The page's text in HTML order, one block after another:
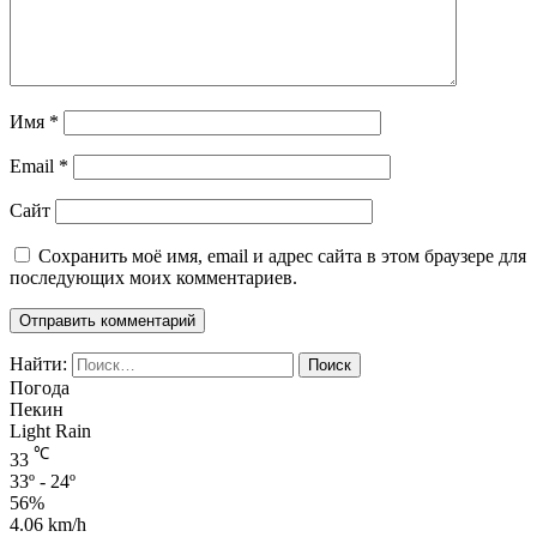
Имя *
Email *
Сайт
Сохранить моё имя, email и адрес сайта в этом браузере для
последующих моих комментариев.
Найти:
Погода
Пекин
Light Rain
33 ℃
33º - 24º
56%
4.06 km/h